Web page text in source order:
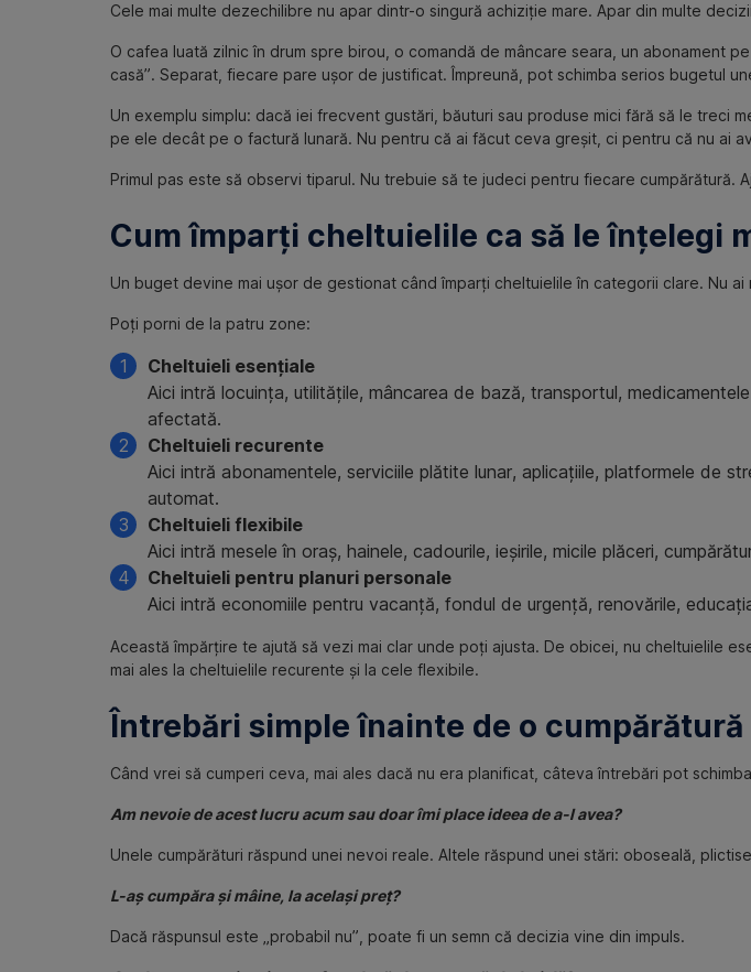
Cele mai multe dezechilibre nu apar dintr-o singură achiziție mare. Apar din multe
O cafea luată zilnic în drum spre birou, o comandă de mâncare seara, un abonament
casă”. Separat, fiecare pare ușor de justificat. Împreună, pot schimba serios bugetul
Un exemplu simplu: dacă iei frecvent gustări, băuturi sau produse mici fără să le treci
pe ele decât pe o factură lunară. Nu pentru că ai făcut ceva greșit, ci pentru că nu ai
Primul pas este să observi tiparul. Nu trebuie să te judeci pentru fiecare cumpărătură.
Cum împarți cheltuielile ca să le înțelegi
Un buget devine mai ușor de gestionat când împarți cheltuielile în categorii clare. Nu
Poți porni de la patru zone:
Cheltuieli esențiale
Aici intră locuința, utilitățile, mâncarea de bază, transportul,
afectată.
Cheltuieli recurente
Aici intră abonamentele, serviciile plătite lunar, aplicațiile, platformele de
automat.
Cheltuieli flexibile
Aici intră mesele în oraș, hainele, cadourile, ieșirile, micile plăceri,
Cheltuieli pentru planuri personale
Aici intră economiile pentru vacanță, fondul de urgență, renovările,
Această împărțire te ajută să vezi mai clar unde poți ajusta. De obicei, nu cheltuielile
mai ales la cheltuielile recurente și la cele flexibile.
Întrebări simple înainte de o cumpărătură
Când vrei să cumperi ceva, mai ales dacă nu era planificat, câteva întrebări pot
Am nevoie de acest lucru acum sau doar îmi place ideea de a-l avea?
Unele cumpărături răspund unei nevoi reale. Altele răspund unei stări: oboseală,
L-aș cumpăra și mâine, la același preț?
Dacă răspunsul este „probabil nu”, poate fi un semn că decizia vine din impuls.